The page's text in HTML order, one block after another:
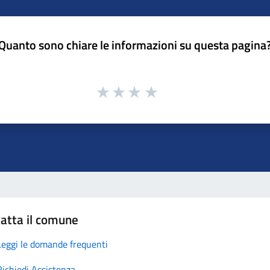
sono chiare le informazioni su questa
il comune
le domande frequenti